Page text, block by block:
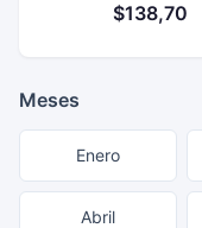
$138,70
Meses
Enero
Abril